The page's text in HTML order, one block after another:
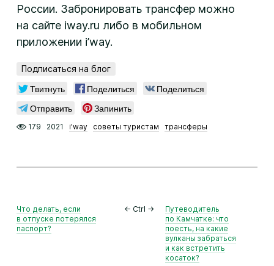
России. Забронировать трансфер можно
на сайте iway.ru либо в мобильном
приложении i’way.
Подписаться на блог
Твитнуть Поделиться
Поделиться
Отправить
Запинить
179 2021 i'way советы туристам трансферы
Что делать, если
в отпуске потерялся
паспорт?
← Ctrl →
Путеводитель
по Камчатке: что
поесть, на какие
вулканы забраться
и как встретить
косаток?